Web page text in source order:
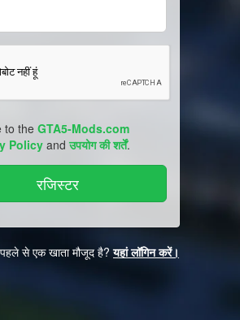
to theGTA5-Mods.com
Policy andउपयोग की शर्तें.
से एक खाता मौजूद है?यहां लॉगिन करें।